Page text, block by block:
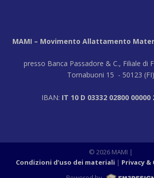
MAMI – Movimento Allattamento
presso Banca Passadore & C., Filiale di
Tornabuoni 15 - 50123 (FI)
IBAN: IT 10 D 03332 02800 00000
© 2026 MAMI |
Condizioni d’uso dei materiali
Privacy &